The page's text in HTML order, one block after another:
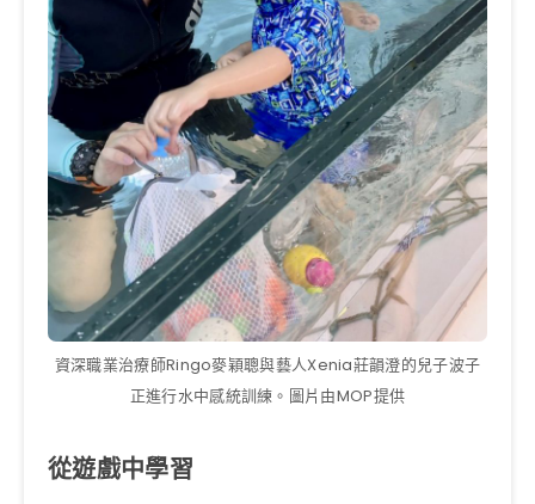
資深職業治療師Ringo麥穎聰與藝人Xenia莊韻澄的兒子波子
正進行水中感統訓練。圖片由MOP提供
從遊戲中學習